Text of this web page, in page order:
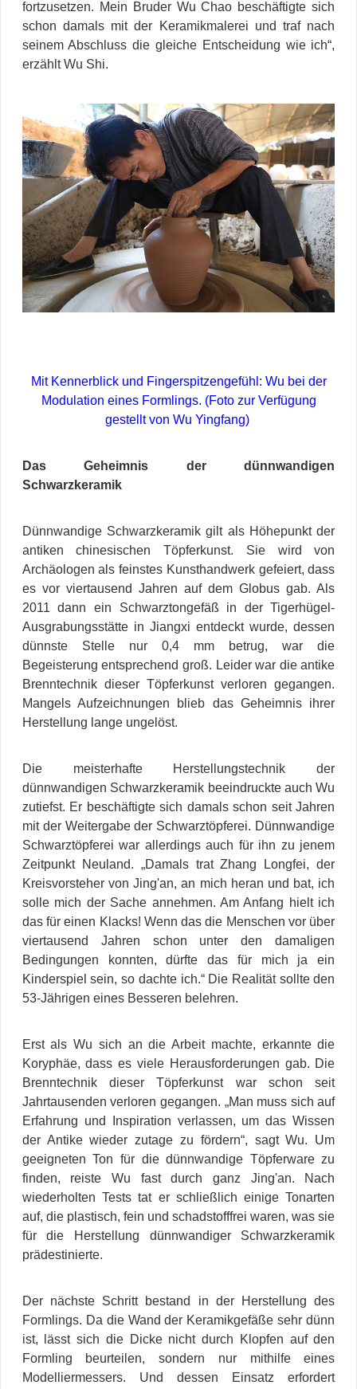
fortzusetzen. Mein Bruder Wu Chao beschäftigte sich
schon damals mit der Keramikmalerei und traf nach
seinem Abschluss die gleiche Entscheidung wie ich“,
erzählt Wu Shi.
Mit Kennerblick und Fingerspitzengefühl: Wu bei der
Modulation eines Formlings. (Foto zur Verfügung
gestellt von Wu Yingfang)
Das Geheimnis der dünnwandigen
Schwarzkeramik
Dünnwandige Schwarzkeramik gilt als Höhepunkt der
antiken chinesischen Töpferkunst. Sie wird von
Archäologen als feinstes Kunsthandwerk gefeiert, dass
es vor viertausend Jahren auf dem Globus gab. Als
2011 dann ein Schwarztongefäß in der Tigerhügel-
Ausgrabungsstätte in Jiangxi entdeckt wurde, dessen
dünnste Stelle nur 0,4 mm betrug, war die
Begeisterung entsprechend groß. Leider war die antike
Brenntechnik dieser Töpferkunst verloren gegangen.
Mangels Aufzeichnungen blieb das Geheimnis ihrer
Herstellung lange ungelöst.
Die meisterhafte Herstellungstechnik der
dünnwandigen Schwarzkeramik beeindruckte auch Wu
zutiefst. Er beschäftigte sich damals schon seit Jahren
mit der Weitergabe der Schwarztöpferei. Dünnwandige
Schwarztöpferei war allerdings auch für ihn zu jenem
Zeitpunkt Neuland. „Damals trat Zhang Longfei, der
Kreisvorsteher von Jing'an, an mich heran und bat, ich
solle mich der Sache annehmen. Am Anfang hielt ich
das für einen Klacks! Wenn das die Menschen vor über
viertausend Jahren schon unter den damaligen
Bedingungen konnten, dürfte das für mich ja ein
Kinderspiel sein, so dachte ich.“ Die Realität sollte den
53-Jährigen eines Besseren belehren.
Erst als Wu sich an die Arbeit machte, erkannte die
Koryphäe, dass es viele Herausforderungen gab. Die
Brenntechnik dieser Töpferkunst war schon seit
Jahrtausenden verloren gegangen. „Man muss sich auf
Erfahrung und Inspiration verlassen, um das Wissen
der Antike wieder zutage zu fördern“, sagt Wu. Um
geeigneten Ton für die dünnwandige Töpferware zu
finden, reiste Wu fast durch ganz Jing'an. Nach
wiederholten Tests tat er schließlich einige Tonarten
auf, die plastisch, fein und schadstofffrei waren, was sie
für die Herstellung dünnwandiger Schwarzkeramik
prädestinierte.
Der nächste Schritt bestand in der Herstellung des
Formlings. Da die Wand der Keramikgefäße sehr dünn
ist, lässt sich die Dicke nicht durch Klopfen auf den
Formling beurteilen, sondern nur mithilfe eines
Modelliermessers. Und dessen Einsatz erfordert